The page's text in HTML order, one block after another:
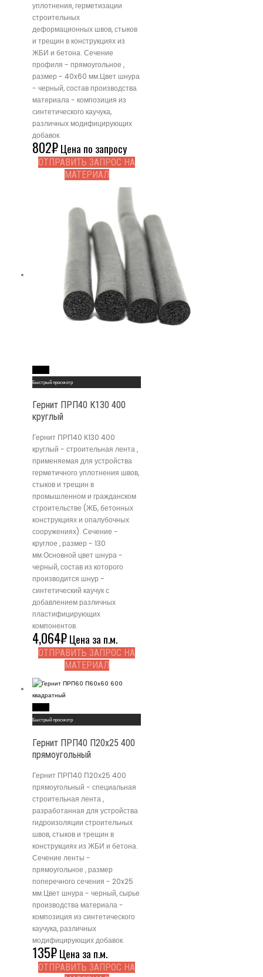
уплотнения, герметизации
строительных
деформационных швов, стыков
и трещин в конструкциях из
ЖБИ и бетона. Сечение
профиля - прямоугольное ,
размер - 40x60 мм.Цвет шнура
- черный, состав производства
материала - композиция из
синтетического каучука,
различных модифицирующих
добавок.
802₽Цена по запросу
ОТПРАВИТЬ ЗАПРОС НА
МАТЕРИАЛ
Быстрый просмотр
Гернит ПРП40 К130 400
круглый
Гернит ПРП40 К130 400
круглый - строительная лента ,
применяемая для устройства
герметичного уплотнения швов,
стыков и трещин в
промышленном и гражданском
строительстве (ЖБ, бетонных
конструкциях и опалубочных
сооружениях). Сечение -
круглое , размер - 130
мм.Основной цвет шнура -
черный, состав из которого
производится шнур -
синтетический каучук с
добавлением различных
пластифицирующих
компонентов.
4,064₽Цена за п.м.
ОТПРАВИТЬ ЗАПРОС НА
МАТЕРИАЛ
Быстрый просмотр
Гернит ПРП40 П20х25 400
прямоугольный
Гернит ПРП40 П20х25 400
прямоугольный - специальная
строительная лента ,
разработанная для устройства
гидроизоляции строительных
швов, стыков и трещин в
конструкциях из ЖБИ и бетона.
Сечение ленты -
прямоугольное , размер
поперечного сечения - 20x25
мм.Цвет шнура - черный, сырье
производства материала -
композиция из синтетического
каучука, различных
модифицирующих добавок.
135₽Цена за п.м.
ОТПРАВИТЬ ЗАПРОС НА